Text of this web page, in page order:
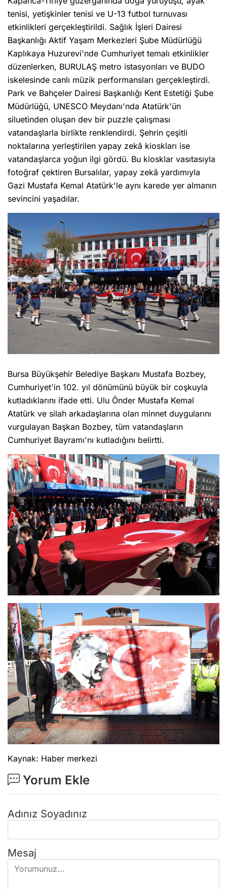
tenisi, yetişkinler tenisi ve U-13 futbol turnuvası
etkinlikleri gerçekleştirildi. Sağlık İşleri Dairesi
Başkanlığı Aktif Yaşam Merkezleri Şube Müdürlüğü
Kaplıkaya Huzurevi'nde Cumhuriyet temalı etkinlikler
düzenlerken, BURULAŞ metro istasyonları ve BUDO
iskelesinde canlı müzik performansları gerçekleştirdi.
Park ve Bahçeler Dairesi Başkanlığı Kent Estetiği Şube
Müdürlüğü, UNESCO Meydanı'nda Atatürk'ün
siluetinden oluşan dev bir puzzle çalışması
vatandaşlarla birlikte renklendirdi. Şehrin çeşitli
noktalarına yerleştirilen yapay zekâ kioskları ise
vatandaşlarca yoğun ilgi gördü. Bu kiosklar vasıtasıyla
fotoğraf çektiren Bursalılar, yapay zekâ yardımıyla
Gazi Mustafa Kemal Atatürk'le aynı karede yer almanın
sevincini yaşadılar.
Bursa Büyükşehir Belediye Başkanı Mustafa Bozbey,
Cumhuriyet'in 102. yıl dönümünü büyük bir coşkuyla
kutladıklarını ifade etti. Ulu Önder Mustafa Kemal
Atatürk ve silah arkadaşlarına olan minnet duygularını
vurgulayan Başkan Bozbey, tüm vatandaşların
Cumhuriyet Bayramı'nı kutladığını belirtti.
Kaynak: Haber merkezi
Yorum Ekle
Adınız Soyadınız
Mesaj